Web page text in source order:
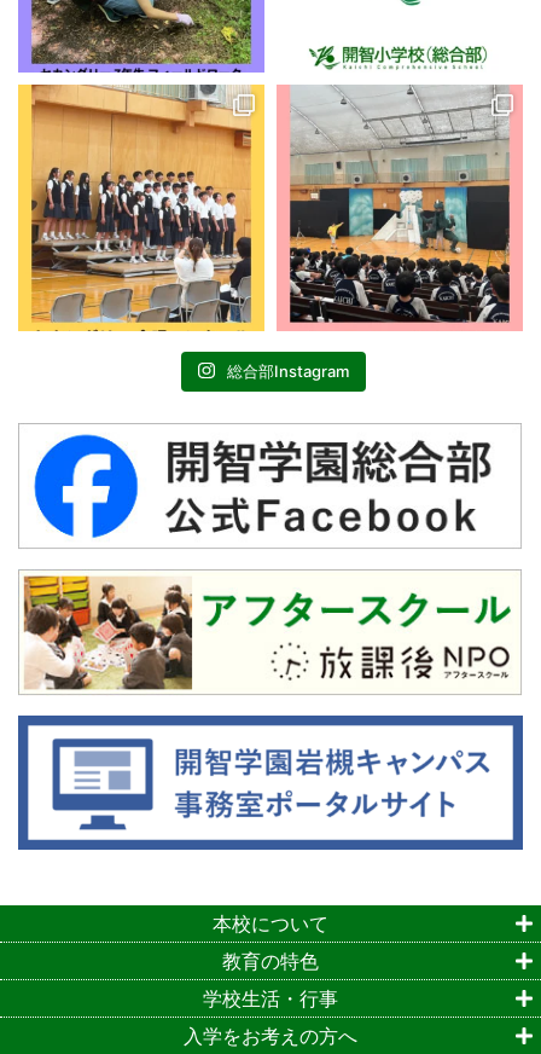
総合部Instagram
本校について
教育の特色
学校生活・行事
入学をお考えの方へ